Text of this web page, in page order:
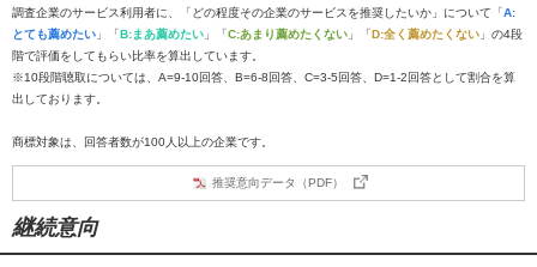
調査企業のサービス利用者に、「どの程度その企業のサービスを推奨したいか」について「A:
とても薦めたい 」「B:まあ薦めたい 」「C:あまり薦めたくない 」「D:全く薦めたくない 」の4段
階で評価をしてもらい比率を算出しています。
※10段階聴取については、A=9-10回答、B=6-8回答、C=3-5回答、D=1-2回答として割合を算
出しております。
商標対象は、回答者数が100人以上の企業です。
推奨意向データ（PDF）
継続意向